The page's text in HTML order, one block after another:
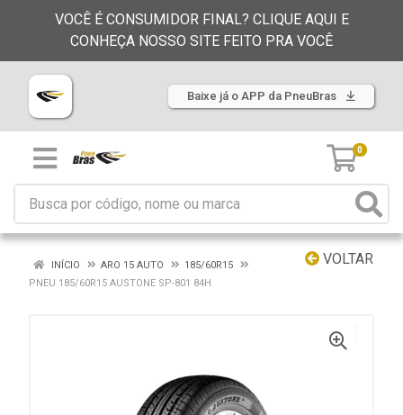
VOCÊ É CONSUMIDOR FINAL? CLIQUE AQUI E
CONHEÇA NOSSO SITE FEITO PRA VOCÊ
Baixe já o APP da PneuBras
0
VOLTAR
INÍCIO ARO 15 AUTO
185/60R15
PNEU 185/60R15 AUSTONE SP-801 84H